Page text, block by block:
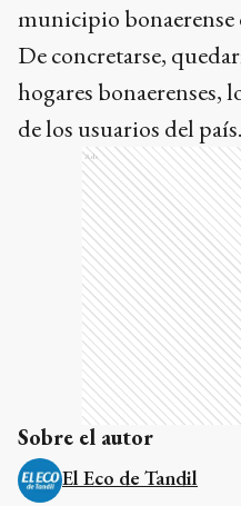
municipio bonaerense
De concretarse,
hogares bonaerenses,
de los usuarios del país.
Ads
Sobre el autor
El Eco de Tandil